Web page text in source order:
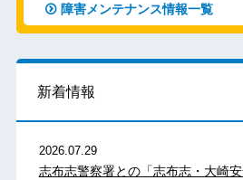
障害メンテナンス情報一覧
新着情報
2026.07.29
志布志警察署との「志布志・大崎